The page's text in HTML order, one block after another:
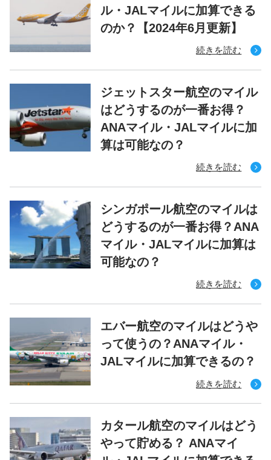
ル・JALマイルに加算できる
のか？【2024年6月更新】
続きを読む
ジェットスター航空のマイル
はどうするのが一番お得？
ANAマイル・JALマイルに加
算は可能なの？
続きを読む
シンガポール航空のマイルは
どうするのが一番お得？ANA
マイル・JALマイルに加算は
可能なの？
続きを読む
エバー航空のマイルはどうや
って使うの？ANAマイル・
JALマイルに加算できるの？
続きを読む
カタール航空のマイルはどう
やって貯める？ ANAマイ